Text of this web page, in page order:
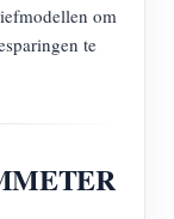
om
te